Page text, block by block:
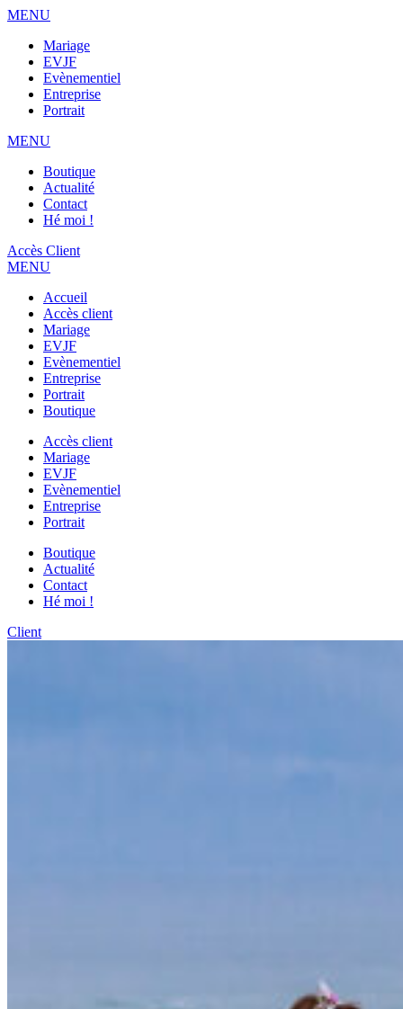
MENU
Mariage
EVJF
Evènementiel
Entreprise
Portrait
MENU
Boutique
Actualité
Contact
Hé moi !
Accès Client
MENU
Accueil
Accès client
Mariage
EVJF
Evènementiel
Entreprise
Portrait
Boutique
Accès client
Mariage
EVJF
Evènementiel
Entreprise
Portrait
Boutique
Actualité
Contact
Hé moi !
Client